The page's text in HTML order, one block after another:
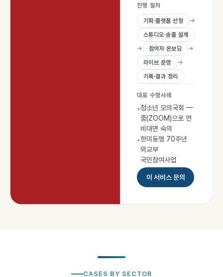
진행 절차
기획·플랫폼 선정
→
스튜디오·송출 설계
→
참여자 온보딩
→
라이브 운영
→
기록·결과 정리
대표 수행사례
•청소년 모의국회 —
줌(ZOOM)으로 연
비대면 숙의
•한미동맹 70주년
외교부
국민참여사업
이 서비스 문의
CASES BY SECTOR